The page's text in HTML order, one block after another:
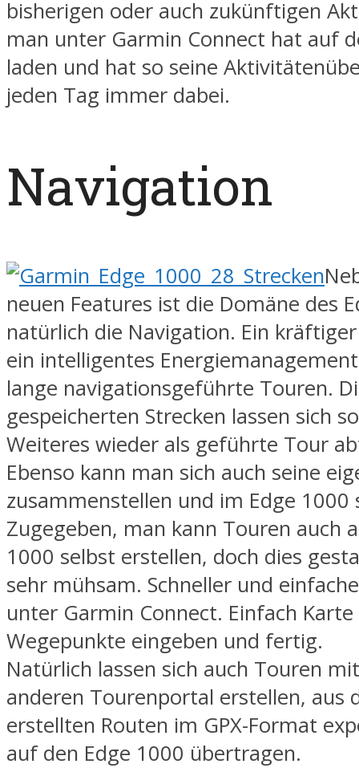
bisherigen oder auch zukünftigen
man unter Garmin Connect hat auf
laden und hat so seine
jeden Tag immer dabei.
Navigation
neuen Features ist die Domäne des
natürlich die Navigation. Ein
ein intelligentes
lange navigationsgeführte Touren.
gespeicherten Strecken lassen sich
Weiteres wieder als geführte Tour
Ebenso kann man sich auch seine
zusammenstellen und im Edge 1000
Zugegeben, man kann Touren auch
1000 selbst erstellen, doch dies
sehr mühsam. Schneller und
unter Garmin Connect. Einfach
Wegepunkte eingeben und fertig.
Natürlich lassen sich auch Touren
anderen Tourenportal erstellen, aus
erstellten Routen im GPX-Format
auf den Edge 1000 übertragen.